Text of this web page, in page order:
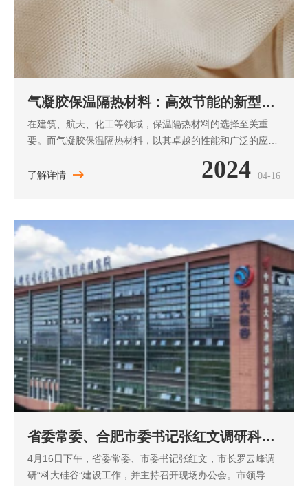
气凝胶保温隔热材料：高效节能的新型选
择
在建筑、航天、化工等领域，保温隔热材料的选择至关重
要。而气凝胶保温隔热材料，以其卓越的性能和广泛的应
热材料的功能、优势以及其在各个领域中的应用，帮助读者
了解详情 2024 04-16
省委常委、合肥市委书记张红文调研科昂
新材料
4月16日下午，省委常委、市委书记张红文，市长罗云峰调
研“科大硅谷”建设工作，并主持召开现场办公会。市领导袁